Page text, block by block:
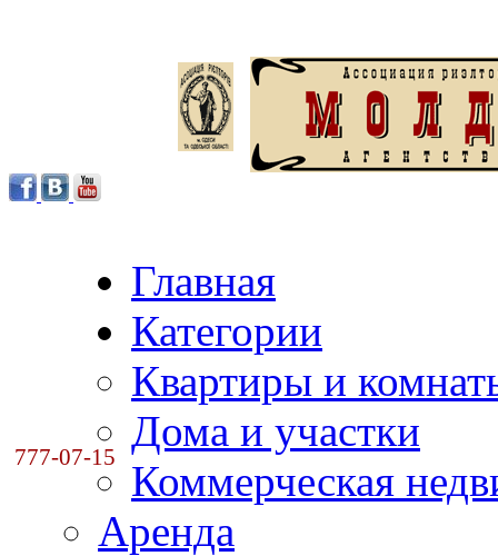
777-07-15
Главная
Категории
Квартиры и
Дома и участки
Коммерческая
Аренда